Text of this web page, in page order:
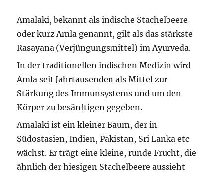
Amalaki, bekannt als indische Stachelbeere
oder kurz Amla genannt, gilt als das stärkste
Rasayana (Verjüngungsmittel) im Ayurveda.
In der traditionellen indischen Medizin wird
Amla seit Jahrtausenden als Mittel zur
Stärkung des Immunsystems und um den
Körper zu besänftigen gegeben.
Amalaki ist ein kleiner Baum, der in
Südostasien, Indien, Pakistan, Sri Lanka etc
wächst. Er trägt eine kleine, runde Frucht, die
ähnlich der hiesigen Stachelbeere aussieht